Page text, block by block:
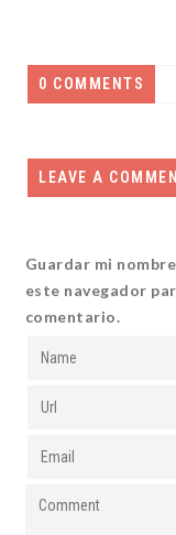
0 COMMENTS
LEAVE A
Guardar mi
este navegador
comentario.